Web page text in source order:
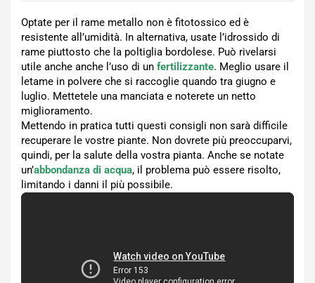
Optate per il rame metallo non è fitotossico ed è
resistente all’umidità. In alternativa, usate l’idrossido di
rame piuttosto che la poltiglia bordolese. Può rivelarsi
utile anche anche l’uso di un fertilizzante. Meglio usare il
letame in polvere che si raccoglie quando tra giugno e
luglio. Mettetele una manciata e noterete un netto
miglioramento.
Mettendo in pratica tutti questi consigli non sarà difficile
recuperare le vostre piante. Non dovrete più preoccuparvi,
quindi, per la salute della vostra pianta. Anche se notate
un’abbondanza di acqua, il problema può essere risolto,
limitando i danni il più possibile.